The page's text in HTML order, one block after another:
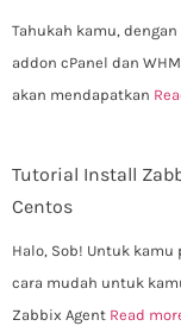
Tahukah kamu,
addon cPanel dan
akan mendapatkan
Tutorial Install
Centos
Halo, Sob! Untuk
cara mudah untuk
Zabbix Agent Read